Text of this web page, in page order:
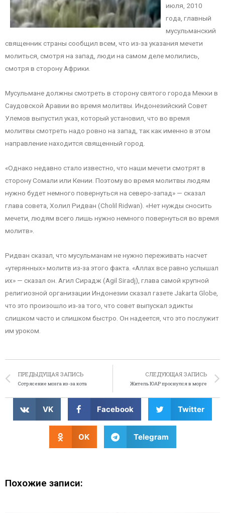
июля, 2010
года, главный
мусульманский
священник страны сообщил всем, что из-за указания мечети
молиться, смотря на запад, люди на самом деле молились,
смотря в сторону Африки.
Мусульмане должны смотреть в сторону святого города Мекки в
Саудовской Аравии во время молитвы. Индонезийский Совет
Улемов выпустил указ, который установил, что во время
молитвы смотреть надо ровно на запад, так как именно в этом
направление находится священный город.
«Однако недавно стало известно, что наши мечети смотрят в
сторону Сомали или Кении. Поэтому во время молитвы людям
нужно будет немного повернуться на северо-запад» — сказал
глава совета, Холил Ридван (Cholil Ridwan). «Нет нужды сносить
мечети, людям всего лишь нужно немного повернуться во время
молитв».
Ридван сказал, что мусульманам не нужно переживать насчет
«утерянных» молитв из-за этого факта. «Аллах все равно услышал
их» — сказал он. Агил Сирадж (Agil Siradj), глава самой крупной
религиозной организации Индонезии сказал газете Jakarta Globe,
что это произошло из-за того, что совет выпускал эдикты
слишком часто и слишком быстро. Он надеется, что это послужит
им уроком.
ПРЕДЫДУЩАЯ ЗАПИСЬ
Сотрясение мозга из-за кота
СЛЕДУЮЩАЯ ЗАПИСЬ
Житель ЮАР проснулся в морге
VK Facebook Twitter
OK Telegram
Похожие записи: